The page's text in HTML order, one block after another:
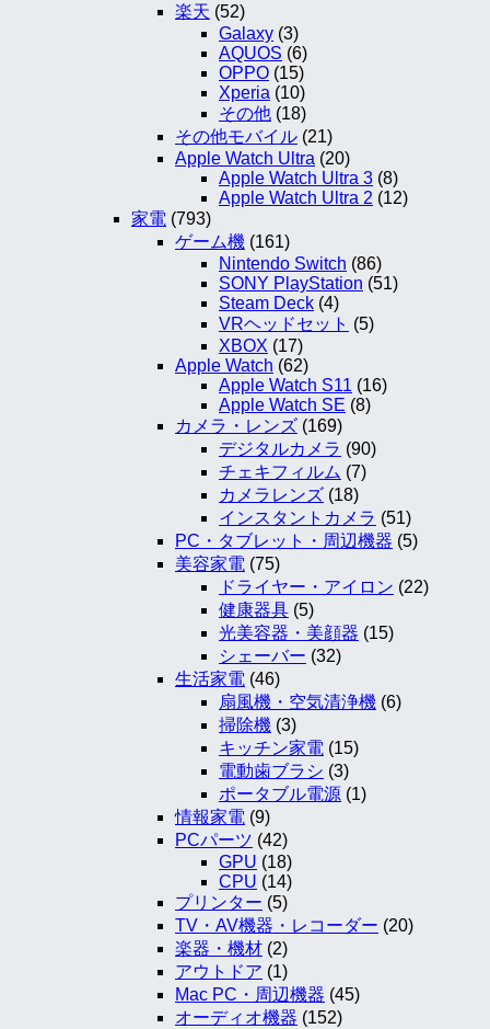
楽天 (52)
Galaxy (3)
AQUOS (6)
OPPO (15)
Xperia (10)
その他 (18)
その他モバイル (21)
Apple Watch Ultra (20)
Apple Watch Ultra 3 (8)
Apple Watch Ultra 2 (12)
家電 (793)
ゲーム機 (161)
Nintendo Switch (86)
SONY PlayStation (51)
Steam Deck (4)
VRヘッドセット (5)
XBOX (17)
Apple Watch (62)
Apple Watch S11 (16)
Apple Watch SE (8)
カメラ・レンズ (169)
デジタルカメラ (90)
チェキフィルム (7)
カメラレンズ (18)
インスタントカメラ (51)
PC・タブレット・周辺機器 (5)
美容家電 (75)
ドライヤー・アイロン (22)
健康器具 (5)
光美容器・美顔器 (15)
シェーバー (32)
生活家電 (46)
扇風機・空気清浄機 (6)
掃除機 (3)
キッチン家電 (15)
電動歯ブラシ (3)
ポータブル電源 (1)
情報家電 (9)
PCパーツ (42)
GPU (18)
CPU (14)
プリンター (5)
TV・AV機器・レコーダー (20)
楽器・機材 (2)
アウトドア (1)
Mac PC・周辺機器 (45)
オーディオ機器 (152)